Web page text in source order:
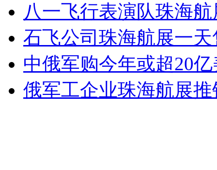
安徽一实载49人客车翻车
走！跟着总书记去植树
消防员救轻生者 花炮节热闹非凡 减压"枕头大战"
八一飞行表演队珠海
石飞公司珠海航展一
中俄军购今年或超20
俄军工企业珠海航展